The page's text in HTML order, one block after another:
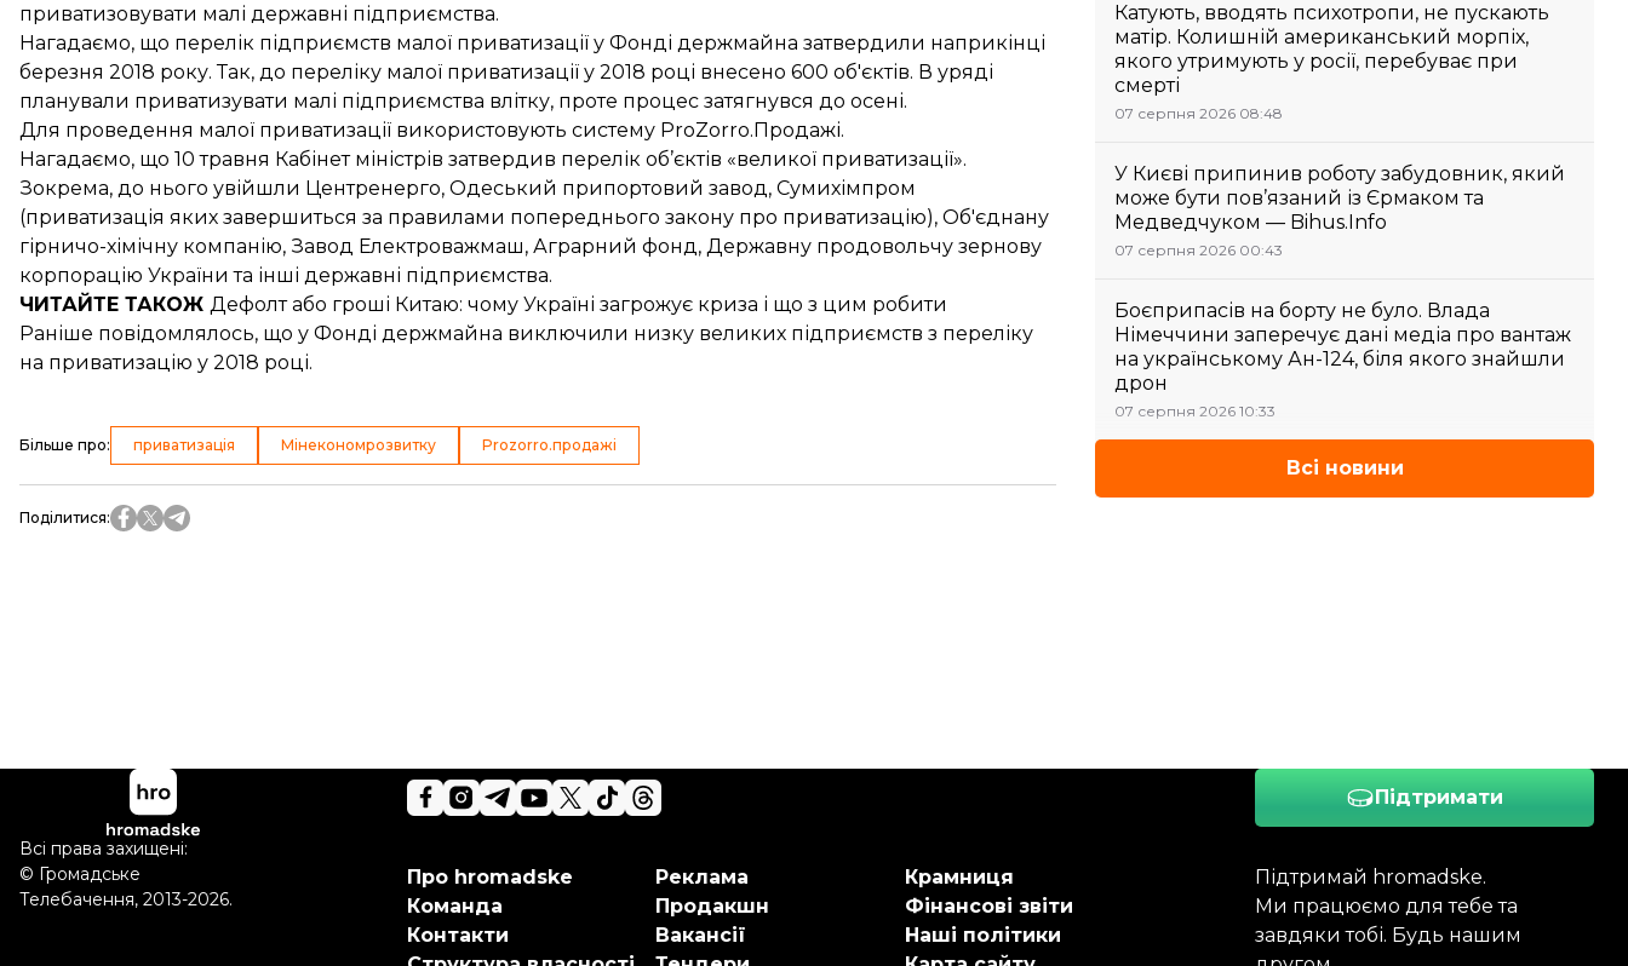
приватизовувати малі державні підприємства.
Нагадаємо, що перелік підприємств малої приватизації у Фонді держмайна затвердили наприкінці
березня 2018 року. Так, до переліку малої приватизації у 2018 році внесено 600 об'єктів. В уряді
планували приватизувати малі підприємства влітку, проте процес затягнувся до осені.
Для проведення малої приватизації використовують систему ProZorro.Продажі.
Нагадаємо, що 10 травня Кабінет міністрів затвердив перелік об’єктів «великої приватизації».
Зокрема, до нього увійшли Центренерго, Одеський припортовий завод, Сумихімпром
(приватизація яких завершиться за правилами попереднього закону про приватизацію), Об'єднану
гірничо-хімічну компанію, Завод Електроважмаш, Аграрний фонд, Державну продовольчу зернову
корпорацію України та інші державні підприємства.
ЧИТАЙТЕ ТАКОЖ Дефолт або гроші Китаю: чому Україні загрожує криза і що з цим робити
Раніше повідомлялось, що у Фонді держмайна виключили низку великих підприємств з переліку
на приватизацію у 2018 році.
Більше про: приватизація Мінекономрозвитку Prozorro.продажі
Поділитися:
Катують, вводять психотропи, не пускають
матір. Колишній американський морпіх,
якого утримують у росії, перебуває при
смерті
07 серпня 2026 08:48
У Києві припинив роботу забудовник, який
може бути пов’язаний із Єрмаком та
Медведчуком — Bihus.Info
07 серпня 2026 00:43
Боєприпасів на борту не було. Влада
Німеччини заперечує дані медіа про вантаж
на українському Ан-124, біля якого знайшли
дрон
07 серпня 2026 10:33
Всі новини
Підтримати
Підтримай hromadske.
Ми працюємо для тебе та
завдяки тобі. Будь нашим
Про hromadske
Команда
Контакти
Реклама
Продакшн
Вакансії
Крамниця
Фінансові звіти
Наші політики
Всі права захищені:
© Громадське
Телебачення, 2013-2026.